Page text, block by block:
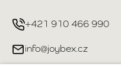
+421 910 466 990
info@joybex.cz